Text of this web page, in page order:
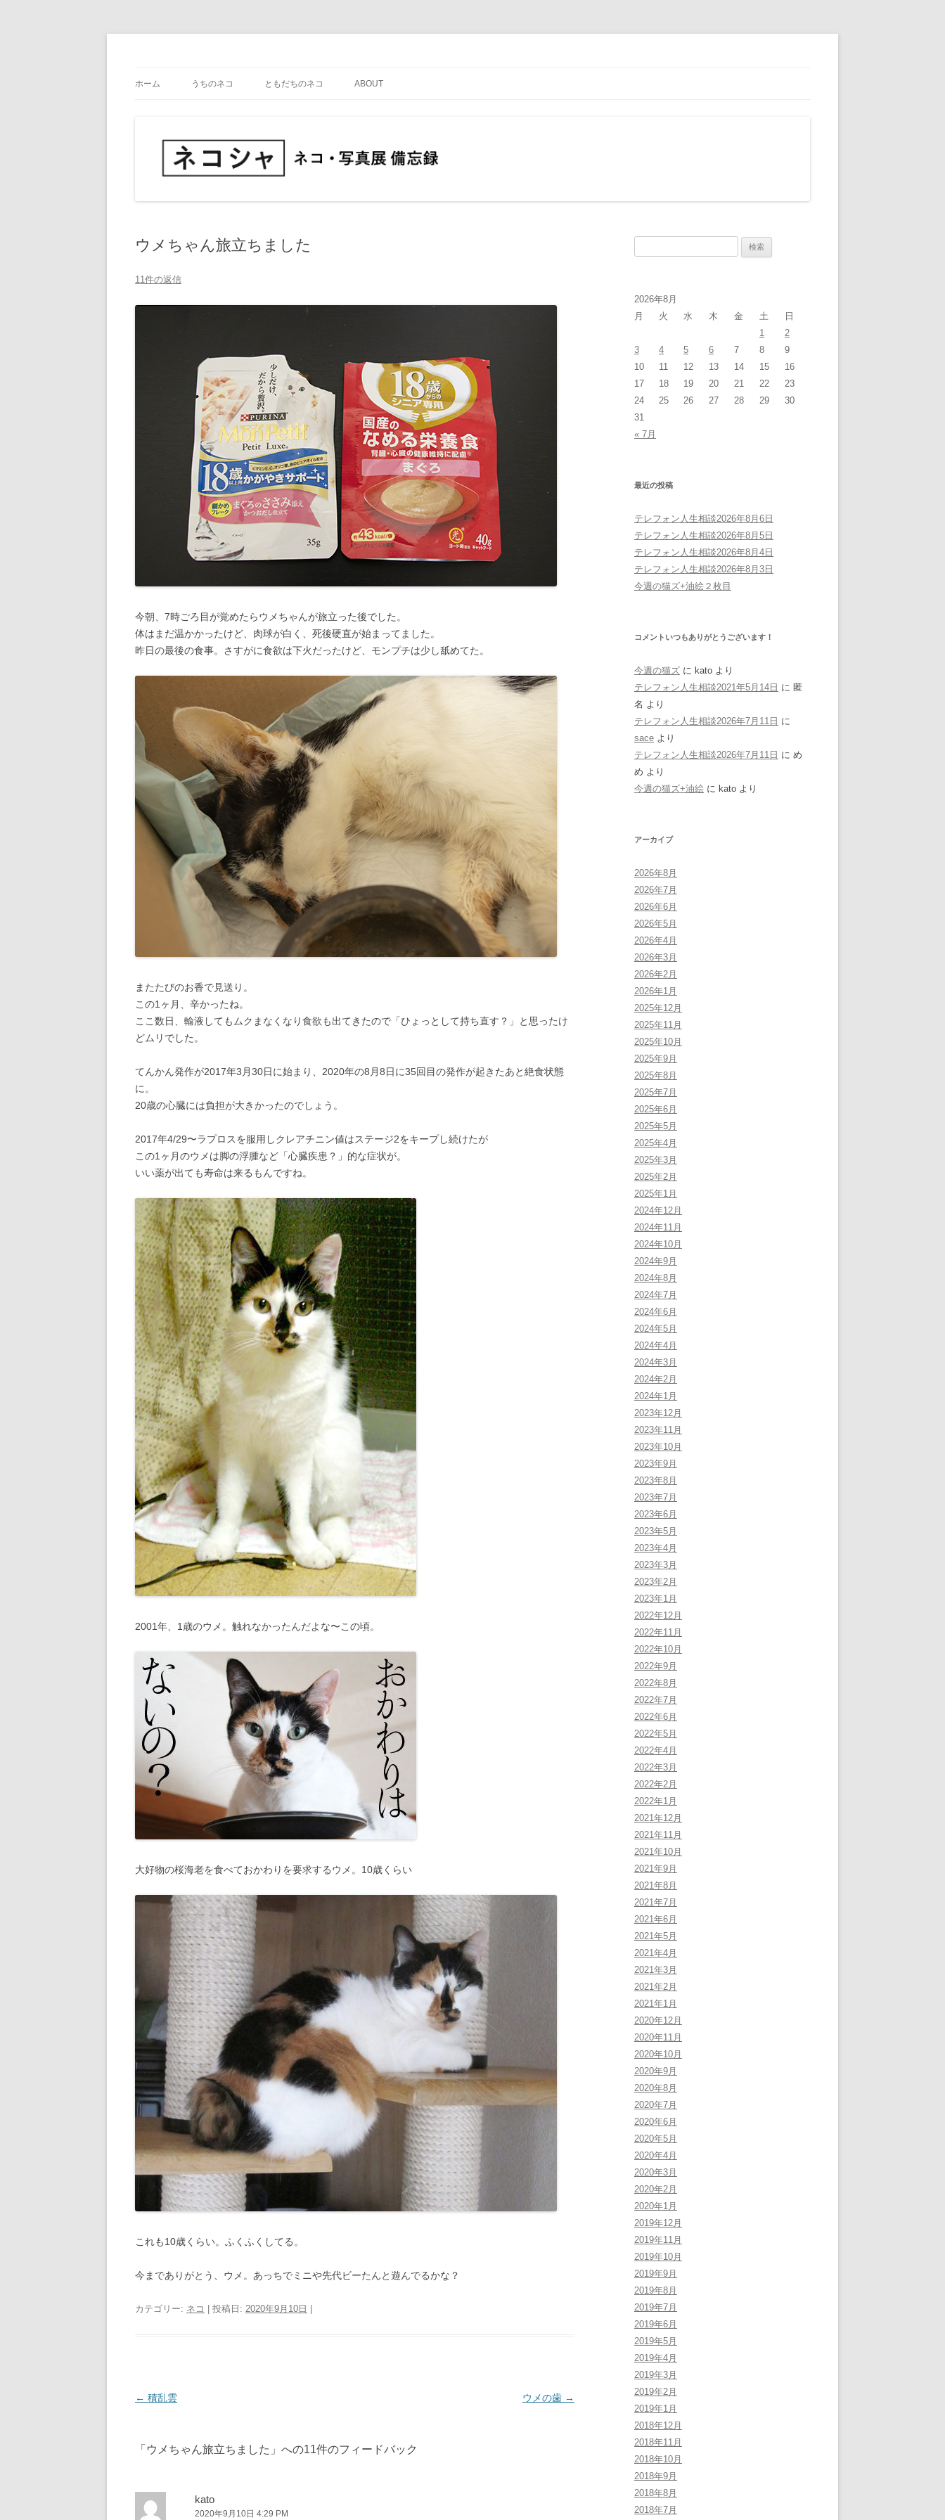
へ
ホーム うちのネコ ともだちのネコ ABOUT
ウメちゃん旅立ちました
11件の返信
今朝、7時ごろ目が覚めたらウメちゃんが旅立った後でした。
体はまだ温かかったけど、肉球が白く、死後硬直が始まってました。
昨日の最後の食事。さすがに食欲は下火だったけど、モンプチは少し舐めてた。
またたびのお香で見送り。
この1ヶ月、辛かったね。
ここ数日、輸液してもムクまなくなり食欲も出てきたので「ひょっとして持ち直す？」と思ったけ
どムリでした。
てんかん発作が2017年3月30日に始まり、2020年の8月8日に35回目の発作が起きたあと絶食状態
に。
20歳の心臓には負担が大きかったのでしょう。
2017年4/29〜ラプロスを服用しクレアチニン値はステージ2をキープし続けたが
この1ヶ月のウメは脚の浮腫など「心臓疾患？」的な症状が。
いい薬が出ても寿命は来るもんですね。
2001年、1歳のウメ。触れなかったんだよな〜この頃。
大好物の桜海老を食べておかわりを要求するウメ。10歳くらい
これも10歳くらい。ふくふくしてる。
今までありがとう、ウメ。あっちでミニや先代ビーたんと遊んでるかな？
カテゴリー: ネコ | 投稿日: 2020年9月10日
投
シ
← 積乱雲 ウメの歯 →
「 ウメちゃん旅立ちました 」への11件のフィードバック
kato
2020年9月10日 4:29 PM
2026年8月
月
火 水 木 金 土
日
1
2
3
4 5 6 7 8
9
10
11 12 13 14 15
16
17
18 19 20 21 22
23
24
25 26 27 28 29
30
31
« 7月
最近の投稿
テレフォン人生相談2026年8月6日
テレフォン人生相談2026年8月5日
テレフォン人生相談2026年8月4日
テレフォン人生相談2026年8月3日
今週の猫ズ+油絵２枚目
コメントいつもありがとうございます！
今週の猫ズ に kato より
テレフォン人生相談2021年5月14日 に 匿
名 より
テレフォン人生相談2026年7月11日 に
sace より
テレフォン人生相談2026年7月11日 に め
め より
今週の猫ズ+油絵 に kato より
アーカイブ
2026年8月
2026年7月
2026年6月
2026年5月
2026年4月
2026年3月
2026年2月
2026年1月
2025年12月
2025年11月
2025年10月
2025年9月
2025年8月
2025年7月
2025年6月
2025年5月
2025年4月
2025年3月
2025年2月
2025年1月
2024年12月
2024年11月
2024年10月
2024年9月
2024年8月
2024年7月
2024年6月
2024年5月
2024年4月
2024年3月
2024年2月
2024年1月
2023年12月
2023年11月
2023年10月
2023年9月
2023年8月
2023年7月
2023年6月
2023年5月
2023年4月
2023年3月
2023年2月
2023年1月
2022年12月
2022年11月
2022年10月
2022年9月
2022年8月
2022年7月
2022年6月
2022年5月
2022年4月
2022年3月
2022年2月
2022年1月
2021年12月
2021年11月
2021年10月
2021年9月
2021年8月
2021年7月
2021年6月
2021年5月
2021年4月
2021年3月
2021年2月
2021年1月
2020年12月
2020年11月
2020年10月
2020年9月
2020年8月
2020年7月
2020年6月
2020年5月
2020年4月
2020年3月
2020年2月
2020年1月
2019年12月
2019年11月
2019年10月
2019年9月
2019年8月
2019年7月
2019年6月
2019年5月
2019年4月
2019年3月
2019年2月
2019年1月
2018年12月
2018年11月
2018年10月
2018年9月
2018年8月
2018年7月